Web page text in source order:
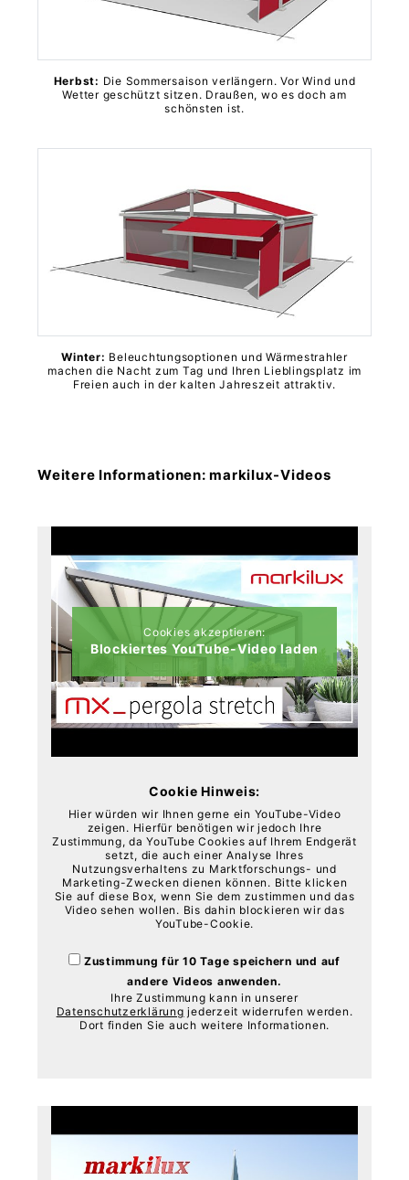
Herbst: Die Sommersaison verlängern. Vor Wind und
Wetter geschützt sitzen. Draußen, wo es doch am
schönsten ist.
Winter: Beleuchtungsoptionen und Wärmestrahler
machen die Nacht zum Tag und Ihren Lieblingsplatz im
Freien auch in der kalten Jahreszeit attraktiv.
Weitere Informationen: markilux-Videos
Cookies akzeptieren:
Blockiertes YouTube-Video laden
Cookie Hinweis:
Hier würden wir Ihnen gerne ein YouTube-Video
zeigen. Hierfür benötigen wir jedoch Ihre
Zustimmung, da YouTube Cookies auf Ihrem Endgerät
setzt, die auch einer Analyse Ihres
Nutzungsverhaltens zu Marktforschungs- und
Marketing-Zwecken dienen können. Bitte klicken
Sie auf diese Box, wenn Sie dem zustimmen und das
Video sehen wollen. Bis dahin blockieren wir das
YouTube-Cookie.
Zustimmung für 10 Tage speichern und auf
andere Videos anwenden.
Ihre Zustimmung kann in unserer
Datenschutzerklärung jederzeit widerrufen werden.
Dort finden Sie auch weitere Informationen.